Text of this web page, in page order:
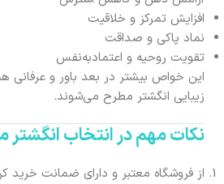
افزایش تمرکز و خلاقیت
نماد پاکی و صداقت
تقویت روحیه و اعتمادبه‌نفس
این خواص بیشتر در بعد باور و عرفانی
زیبایی انگشتر مطرح می‌شوند.
نکات مهم در انتخاب انگشتر
از فروشگاه معتبر و دارای ضمانت خرید